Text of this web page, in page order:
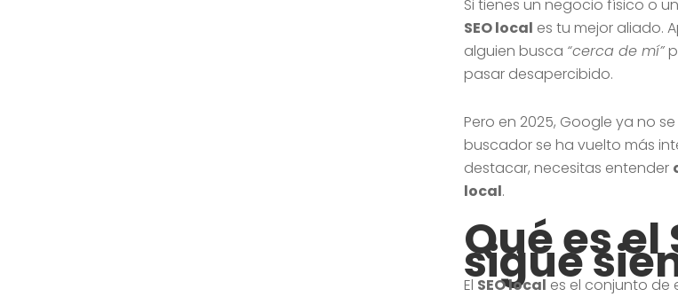
Si tienes un negocio físico o
SEO local es tu mejor aliado.
alguien busca “cerca de mí”
pasar desapercibido.
Pero en 2025, Google ya no
buscador se ha vuelto más
destacar, necesitas entender
local.
Qué es el
sigue
El SEO local es el conjunto de